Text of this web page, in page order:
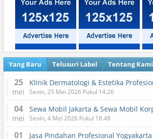
Yang Baru Telusuri Label Tentang Kami
25
mei Senin, 25 Mei 2026 Pukul 14.26
04
mei Senin, 4 Mei 2026 Pukul 18.48
01 Jasa Pindahan Profesional Yogyakarta